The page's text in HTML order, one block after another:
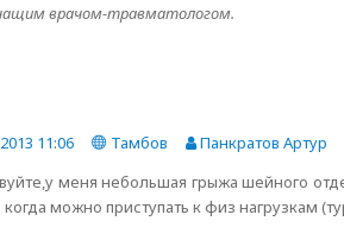
врачом-травматологом.
11:06 Тамбов
Панкратов Артур
меня небольшая грыжа шейного
когда можно приступать к физ нагрузкам